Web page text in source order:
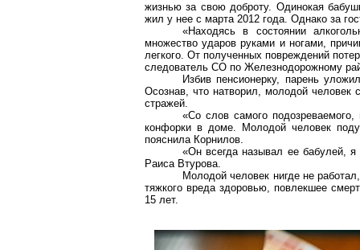
жизнью за свою доброту. Одинокая
жил у нее с марта 2012 года. Однако за
«Находясь в состоянии
множество ударов руками и ногами,
легкого. От полученных повреждений
следователь СО по Железнодорожному
Избив пенсионерку, парень
Осознав, что натворил, молодой человек
стражей.
«Со слов самого
конфорки в доме. Молодой человек
пояснила Корнилов.
«Он всегда называл ее бабулей,
Раиса Втурова.
Молодой человек нигде не
тяжкого вреда здоровью, повлекшее
15 лет.